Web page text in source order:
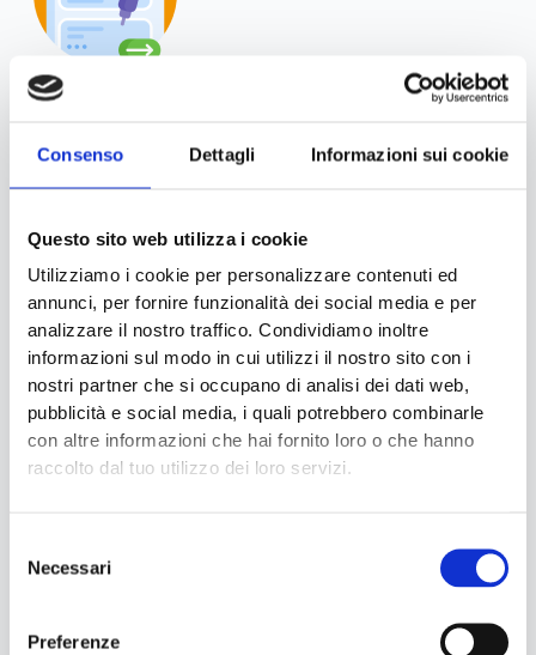
Consenso Dettagli Informazioni sui cookie
Questo sito web utilizza i cookie
Utilizziamo i cookie per personalizzare contenuti ed
annunci, per fornire funzionalità dei social media e per
analizzare il nostro traffico. Condividiamo inoltre
informazioni sul modo in cui utilizzi il nostro sito con i
nostri partner che si occupano di analisi dei dati web,
pubblicità e social media, i quali potrebbero combinarle
con altre informazioni che hai fornito loro o che hanno
raccolto dal tuo utilizzo dei loro servizi.
delNecessari
Preferenze
Hai dei dubbi o ti servono dei
chiarimenti?
Saremo lieti di aiutarti rispondendo a tutte le tue domande.
Non esitare, contattaci ora
Come possiamo aiutarti
Riferimenti Normativi per la
progettazione statica di scaffalature
industriali:
EN 15878, EN 15512, EN 15620, EN 15635, EN 15629:
Sistemi di stoccaggio statici di acciaio, Scaffalature porta
pallet, utilizzo e manutenzione specifica dell’attrezzatura di